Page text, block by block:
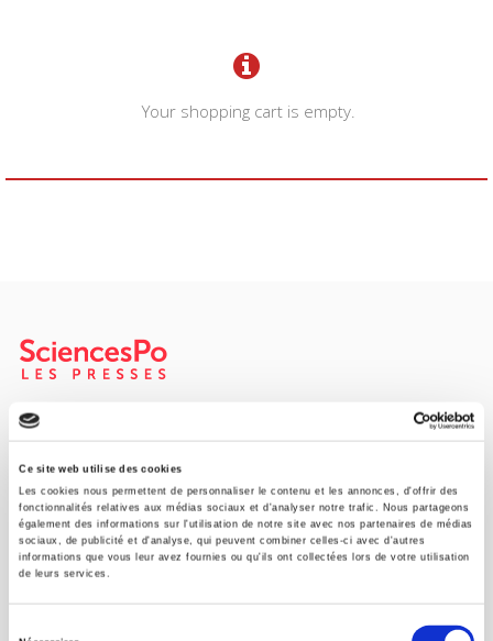
Ce site web utilise des cookies
Les cookies nous permettent de personnaliser le contenu et les annonces, d'offrir des
fonctionnalités relatives aux médias sociaux et d'analyser notre trafic. Nous partageons
également des informations sur l'utilisation de notre site avec nos partenaires de médias
sociaux, de publicité et d'analyse, qui peuvent combiner celles-ci avec d'autres
informations que vous leur avez fournies ou qu'ils ont collectées lors de votre utilisation
de leurs services.
Your shopping cart is empty.
SCIENCES PO UNIVERSITY PRESS has a threefold role: to publish
original research, to edit reference works for student use, and to
help public and political debate.
CONTACTS
FOREIGN RIGHTS
FOR BOOKSHOPS